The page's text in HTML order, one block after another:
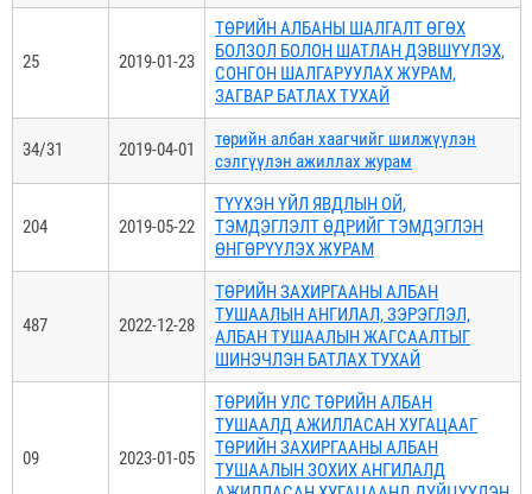
25 2019-01-23
ТӨРИЙН АЛБАНЫ ШАЛГАЛТ ӨГӨХ
БОЛЗОЛ БОЛОН ШАТЛАН ДЭВШҮҮЛЭХ,
СОНГОН ШАЛГАРУУЛАХ ЖУРАМ,
ЗАГВАР БАТЛАХ ТУХАЙ
34/31 2019-04-01
төрийн албан хаагчийг шилжүүлэн
сэлгүүлэн ажиллах журам
204 2019-05-22
ТҮҮХЭН ҮЙЛ ЯВДЛЫН ОЙ,
ТЭМДЭГЛЭЛТ ӨДРИЙГ ТЭМДЭГЛЭН
ӨНГӨРҮҮЛЭХ ЖУРАМ
487 2022-12-28
ТӨРИЙН ЗАХИРГААНЫ АЛБАН
ТУШААЛЫН АНГИЛАЛ, ЗЭРЭГЛЭЛ,
АЛБАН ТУШААЛЫН ЖАГСААЛТЫГ
ШИНЭЧЛЭН БАТЛАХ ТУХАЙ
09 2023-01-05
ТӨРИЙН УЛС ТӨРИЙН АЛБАН
ТУШААЛД АЖИЛЛАСАН ХУГАЦААГ
ТӨРИЙН ЗАХИРГААНЫ АЛБАН
ТУШААЛЫН ЗОХИХ АНГИЛАЛД